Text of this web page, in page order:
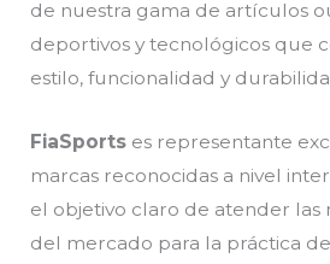
de nuestra gama de artículos
deportivos y tecnológicos que
estilo, funcionalidad y
FiaSports es representante
marcas reconocidas a nivel
el objetivo claro de atender las
del mercado para la práctica